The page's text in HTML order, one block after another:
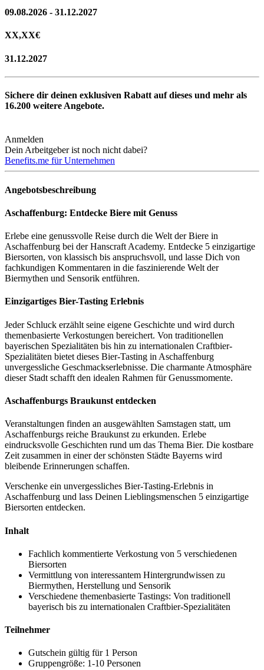
09.08.2026 - 31.12.2027
XX,XX€
31.12.2027
Sichere dir deinen exklusiven Rabatt auf dieses und mehr als
16.200 weitere Angebote.
Anmelden
Dein Arbeitgeber ist noch nicht dabei?
Benefits.me für Unternehmen
Angebotsbeschreibung
Aschaffenburg: Entdecke Biere mit Genuss
Erlebe eine genussvolle Reise durch die Welt der Biere in
Aschaffenburg bei der Hanscraft Academy. Entdecke 5 einzigartige
Biersorten, von klassisch bis anspruchsvoll, und lasse Dich von
fachkundigen Kommentaren in die faszinierende Welt der
Biermythen und Sensorik entführen.
Einzigartiges Bier-Tasting Erlebnis
Jeder Schluck erzählt seine eigene Geschichte und wird durch
themenbasierte Verkostungen bereichert. Von traditionellen
bayerischen Spezialitäten bis hin zu internationalen Craftbier-
Spezialitäten bietet dieses Bier-Tasting in Aschaffenburg
unvergessliche Geschmackserlebnisse. Die charmante Atmosphäre
dieser Stadt schafft den idealen Rahmen für Genussmomente.
Aschaffenburgs Braukunst entdecken
Veranstaltungen finden an ausgewählten Samstagen statt, um
Aschaffenburgs reiche Braukunst zu erkunden. Erlebe
eindrucksvolle Geschichten rund um das Thema Bier. Die kostbare
Zeit zusammen in einer der schönsten Städte Bayerns wird
bleibende Erinnerungen schaffen.
Verschenke ein unvergessliches Bier-Tasting-Erlebnis in
Aschaffenburg und lass Deinen Lieblingsmenschen 5 einzigartige
Biersorten entdecken.
Inhalt
Fachlich kommentierte Verkostung von 5 verschiedenen
Biersorten
Vermittlung von interessantem Hintergrundwissen zu
Biermythen, Herstellung und Sensorik
Verschiedene themenbasierte Tastings: Von traditionell
bayerisch bis zu internationalen Craftbier-Spezialitäten
Teilnehmer
Gutschein gültig für 1 Person
Gruppengröße: 1-10 Personen